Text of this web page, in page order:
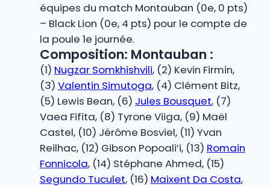
équipes du match Montauban (0e, 0 pts)
– Black Lion (0e, 4 pts) pour le compte de
la poule 1e journée.
Composition: Montauban :
(1) Nugzar Somkhishvili, (2) Kevin Firmin,
(3) Valentin Simutoga, (4) Clément Bitz,
(5) Lewis Bean, (6) Jules Bousquet, (7)
Vaea Fifita, (8) Tyrone Viiga, (9) Maël
Castel, (10) Jérôme Bosviel, (11) Yvan
Reilhac, (12) Gibson Popoali’i, (13) Romain
Fonnicola, (14) Stéphane Ahmed, (15)
Segundo Tuculet, (16) Maixent Da Costa,